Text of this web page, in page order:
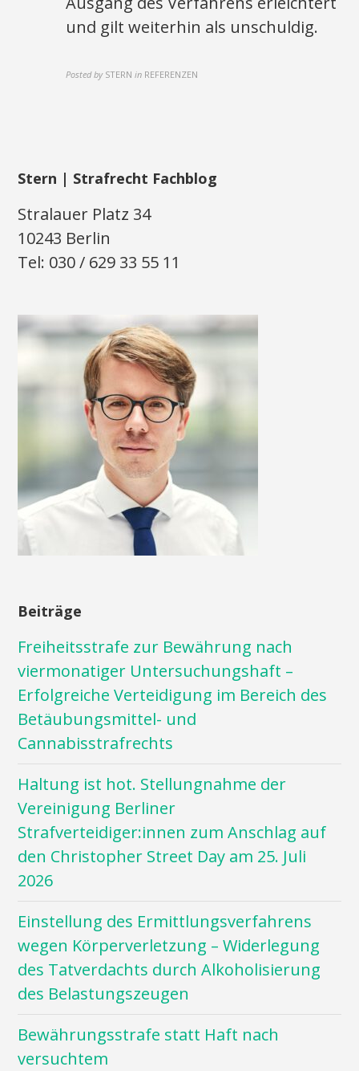
und gilt weiterhin als unschuldig.
Posted by STERN in REFERENZEN
Stern | Strafrecht Fachblog
Stralauer Platz 34
10243 Berlin
Tel: 030 / 629 33 55 11
Beiträge
Freiheitsstrafe zur Bewährung nach
viermonatiger Untersuchungshaft –
Erfolgreiche Verteidigung im Bereich des
Betäubungsmittel- und
Cannabisstrafrechts
Haltung ist hot. Stellungnahme der
Vereinigung Berliner
Strafverteidiger:innen zum Anschlag auf
den Christopher Street Day am 25. Juli
2026
Einstellung des Ermittlungsverfahrens
wegen Körperverletzung – Widerlegung
des Tatverdachts durch Alkoholisierung
des Belastungszeugen
Bewährungsstrafe statt Haft nach
versuchtem